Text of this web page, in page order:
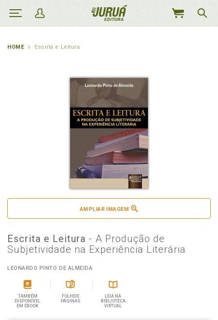
MEU
HOME Escrita e Leitura
AMPLIAR IMAGEM
Escrita e Leitura - A Produção de
Subjetividade na Experiência Literária
LEONARDO PINTO DE ALMEIDA
TAMBÉM
DISPONÍVEL
EM EBOOK
FOLHEIE
PÁGINAS
LEIA NA
BIBLIOTECA
VIRTUAL